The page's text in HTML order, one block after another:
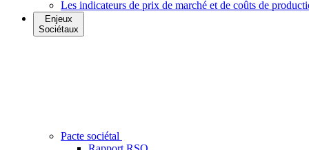
Les indicateurs de prix de marché et de coûts de
Enjeux
Sociétaux
Pacte sociétal